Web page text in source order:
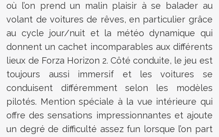
où l’on prend un malin plaisir à se balader au
volant de voitures de rêves, en particulier grâce
au cycle jour/nuit et la météo dynamique qui
donnent un cachet incomparables aux différents
lieux de Forza Horizon 2. Côté conduite, le jeu est
toujours aussi immersif et les voitures se
conduisent différemment selon les modèles
pilotés. Mention spéciale à la vue intérieure qui
offre des sensations impressionnantes et ajoute
un degré de difficulté assez fun lorsque l’on part